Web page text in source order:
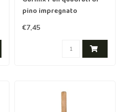
pino impregnato
1500x68x68
€7,45